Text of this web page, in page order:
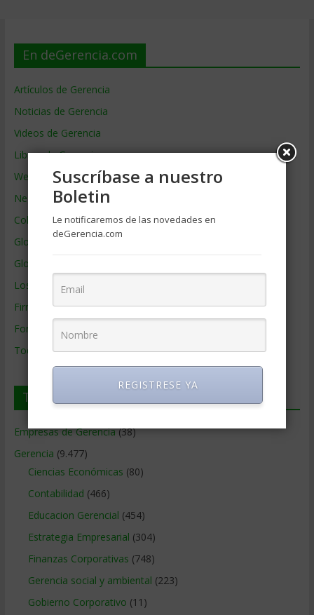
En deGerencia.com
Artículos de Gerencia
Noticias de Gerencia
Videos de Gerencia
Libros de Gerencia
Webs de Gerencia
Negocios por País
Colaboradores de Gerencia
Glosario
Glosario Inglés – Español
Los mejores MBA
Firmas de Gerencia
Formación de Gerencia
Todos los Temas
Temas de Gerencia
Empresas de Gerencia(38)
Gerencia (9.477)
Ciencias Económicas (80)
Contabilidad (466)
Educacion Gerencial (454)
Estrategia Empresarial (304)
Finanzas Corporativas (748)
Gerencia social y ambiental (223)
Gobierno Corporativo (11)
Suscríbase a nuestro
Boletin
Le notificaremos de las novedades en
deGerencia.com
REGISTRESE YA